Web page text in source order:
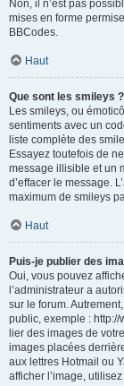
Non, il n’est pas
mises en forme
BBCodes.
Haut
Que sont les smileys ?
Les smileys, ou
sentiments avec un
liste complète des
Essayez toutefois de
message illisible et un
d’effacer le message.
maximum de smileys
Haut
Puis-je publier des
Oui, vous pouvez
l’administrateur a
sur le forum.
public, exemple :
lier des images de
images placées
aux lettres Hotmail ou
afficher l’image,